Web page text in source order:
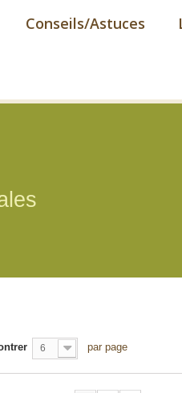
Conseils/Astuces
6 par page